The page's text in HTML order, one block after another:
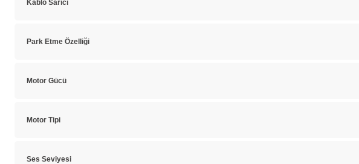
Kablo Sarıcı
Park Etme Özelliği
Motor Gücü
Motor Tipi
Ses Seviyesi